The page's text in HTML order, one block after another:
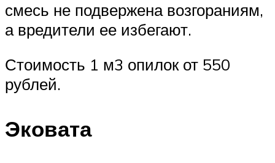
смесь не подвержена возгораниям,
а вредители ее избегают.
Стоимость 1 м3 опилок от 550
рублей.
Эковата